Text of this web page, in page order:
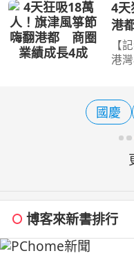
產
家
4天
港
【
港
次
氣
國慶
博客來新書排行